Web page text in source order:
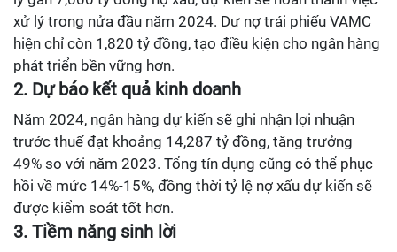
xử lý trong nửa đầu năm 2024. Dư nợ trái phiếu VAMC
hiện chỉ còn 1,820 tỷ đồng, tạo điều kiện cho ngân hàng
phát triển bền vững hơn.
2. Dự báo kết quả kinh doanh
Năm 2024, ngân hàng dự kiến sẽ ghi nhận lợi nhuận
trước thuế đạt khoảng 14,287 tỷ đồng, tăng trưởng
49% so với năm 2023. Tổng tín dụng cũng có thể phục
hồi về mức 14%-15%, đồng thời tỷ lệ nợ xấu dự kiến sẽ
được kiểm soát tốt hơn.
3. Tiềm năng sinh lời